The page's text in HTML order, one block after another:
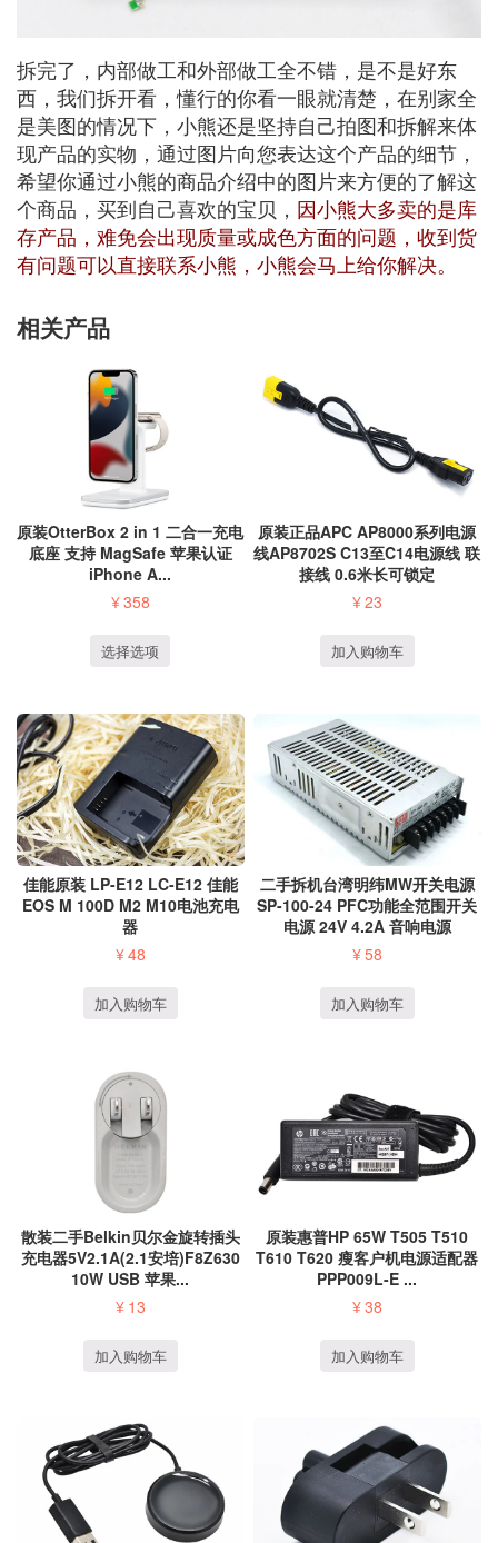
拆完了，内部做工和外部做工全不错，是不是好东
西，我们拆开看，懂行的你看一眼就清楚，在别家全
是美图的情况下，小熊还是坚持自己拍图和拆解来体
现产品的实物，通过图片向您表达这个产品的细节，
希望你通过小熊的商品介绍中的图片来方便的了解这
个商品，买到自己喜欢的宝贝， 因小熊大多卖的是库
存产品，难免会出现质量或成色方面的问题，收到货
有问题可以直接联系小熊，小熊会马上给你解决。
相关产品
原装OtterBox 2 in 1 二合一充电
底座 支持 MagSafe 苹果认证
iPhone A...
¥358
选择选项
原装正品APC AP8000系列电源
线AP8702S C13至C14电源线 联
接线 0.6米长可锁定
¥23
加入购物车
佳能原装 LP-E12 LC-E12 佳能
EOS M 100D M2 M10电池充电
器
¥48
加入购物车
二手拆机台湾明纬MW开关电源
SP-100-24 PFC功能全范围开关
电源 24V 4.2A 音响电源
¥58
加入购物车
散装二手Belkin贝尔金旋转插头
充电器5V2.1A(2.1安培)F8Z630
10W USB 苹果...
¥ 13
加入购物车
原装惠普HP 65W T505 T510
T610 T620 瘦客户机电源适配器
PPP009L-E ...
¥38
加入购物车